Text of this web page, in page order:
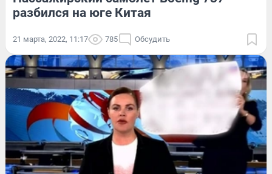
разбился на юге Китая
21 марта, 2022, 11:17 785 Обсудить